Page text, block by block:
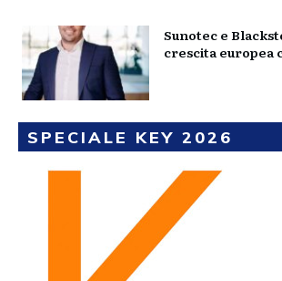
Sunotec e
crescita europea
SPECIALE KEY 2026